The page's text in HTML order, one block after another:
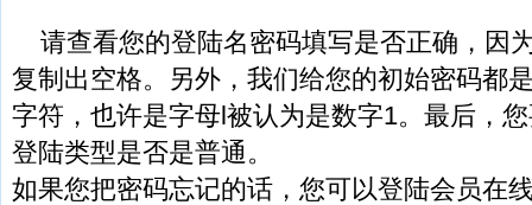
请查看您的登陆名密码填写是否正确，因
复制出空格。另外，我们给您的初始密码都
字符，也许是字母l被认为是数字1。最后，
登陆类型是否是普通。
如果您把密码忘记的话，您可以登陆会员在